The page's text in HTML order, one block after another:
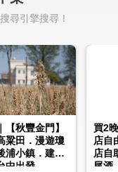
尋引擎搜尋！
【秋豐金門】
粱田．漫遊瓊
浦小鎮．建功
中出發
買2
店自
店自
尾酒